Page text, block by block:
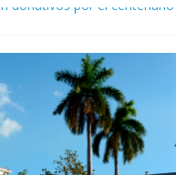
donativos por el centenario
en Cuba
NO al bloqueo